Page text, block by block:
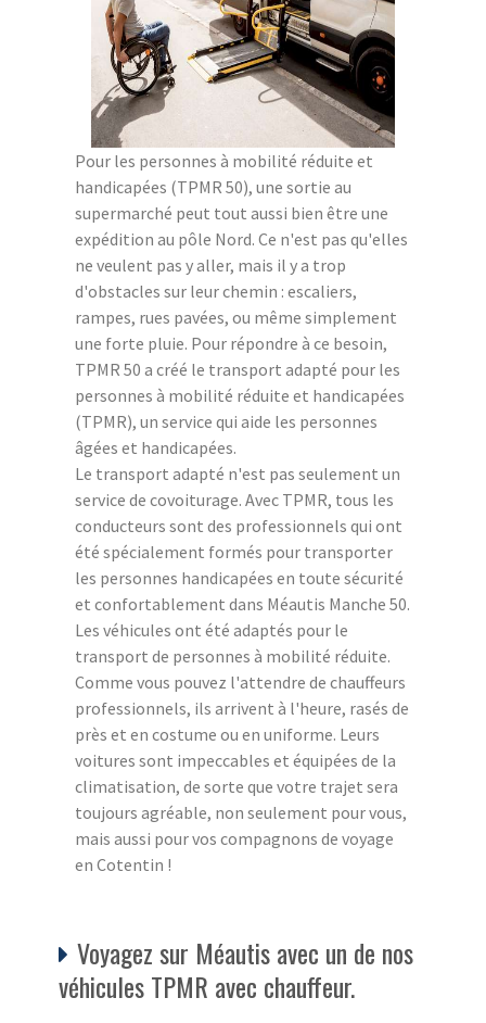
Pour les personnes à mobilité réduite et
handicapées (TPMR 50), une sortie au
supermarché peut tout aussi bien être une
expédition au pôle Nord. Ce n'est pas qu'elles
ne veulent pas y aller, mais il y a trop
d'obstacles sur leur chemin : escaliers,
rampes, rues pavées, ou même simplement
une forte pluie. Pour répondre à ce besoin,
TPMR 50 a créé le transport adapté pour les
personnes à mobilité réduite et handicapées
(TPMR), un service qui aide les personnes
âgées et handicapées.
Le transport adapté n'est pas seulement un
service de covoiturage. Avec TPMR, tous les
conducteurs sont des professionnels qui ont
été spécialement formés pour transporter
les personnes handicapées en toute sécurité
et confortablement dans Méautis Manche 50.
Les véhicules ont été adaptés pour le
transport de personnes à mobilité réduite.
Comme vous pouvez l'attendre de chauffeurs
professionnels, ils arrivent à l'heure, rasés de
près et en costume ou en uniforme. Leurs
voitures sont impeccables et équipées de la
climatisation, de sorte que votre trajet sera
toujours agréable, non seulement pour vous,
mais aussi pour vos compagnons de voyage
en Cotentin !
Voyagez sur Méautis avec un de nos
véhicules TPMR avec chauffeur.